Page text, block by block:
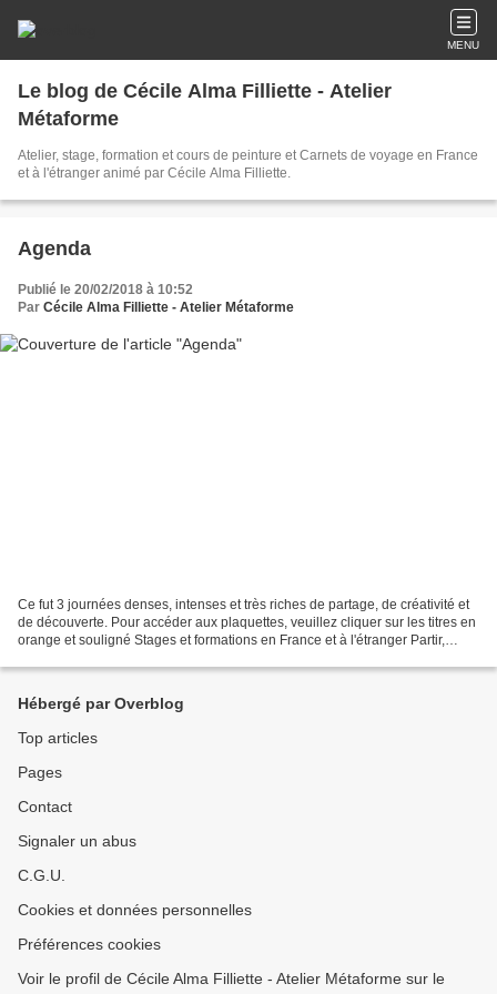
MENU
Le blog de Cécile Alma Filliette - Atelier
Métaforme
Atelier, stage, formation et cours de peinture et Carnets de voyage en France
et à l'étranger animé par Cécile Alma Filliette.
Agenda
Publié le 20/02/2018 à 10:52
Par Cécile Alma Filliette - Atelier Métaforme
Ce fut 3 journées denses, intenses et très riches de partage, de créativité et
de découverte. Pour accéder aux plaquettes, veuillez cliquer sur les titres en
orange et souligné Stages et formations en France et à l'étranger Partir,
Hébergé par Overblog
Top articles
Pages
Contact
Signaler un abus
C.G.U.
Cookies et données personnelles
Préférences cookies
Voir le profil de Cécile Alma Filliette - Atelier Métaforme sur le